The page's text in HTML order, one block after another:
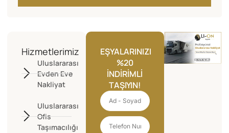
Hizmetlerimiz
Uluslararası
Evden Eve
Nakliyat
Uluslararası
Ofis
Taşımacılığı
EŞYALARINIZI
%20
İNDIRIMLI
TAŞIYIN!